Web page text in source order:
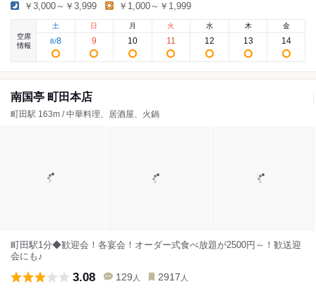
￥3,000～￥3,999 ￥1,000～￥1,999
空席
情報
土
8/8
日
9
月
10
火
11
水
12
木
13
金
14
南国亭 町田本店
町田駅 163m / 中華料理、居酒屋、火鍋
町田駅1分◆歓迎会！各宴会！オーダー式食べ放題が2500円～！歓送迎
会にも♪
3.08 129 人 2917 人